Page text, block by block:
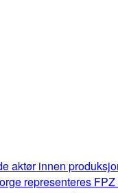
aktør innen
representeres FPZ